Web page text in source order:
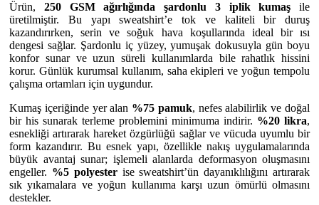
Ürün, 250 GSM ağırlığında şardonlu 3 iplik kumaş ile
üretilmiştir. Bu yapı sweatshirt’e tok ve kaliteli bir duruş
kazandırırken, serin ve soğuk hava koşullarında ideal bir ısı
dengesi sağlar. Şardonlu iç yüzey, yumuşak dokusuyla gün boyu
konfor sunar ve uzun süreli kullanımlarda bile rahatlık hissini
korur. Günlük kurumsal kullanım, saha ekipleri ve yoğun tempolu
çalışma ortamları için uygundur.
Kumaş içeriğinde yer alan %75 pamuk, nefes alabilirlik ve doğal
bir his sunarak terleme problemini minimuma indirir. %20 likra,
esnekliği artırarak hareket özgürlüğü sağlar ve vücuda uyumlu bir
form kazandırır. Bu esnek yapı, özellikle nakış uygulamalarında
büyük avantaj sunar; işlemeli alanlarda deformasyon oluşmasını
engeller. %5 polyesterise sweatshirt’ün dayanıklılığını artırarak
sık yıkamalara ve yoğun kullanıma karşı uzun ömürlü olmasını
destekler.